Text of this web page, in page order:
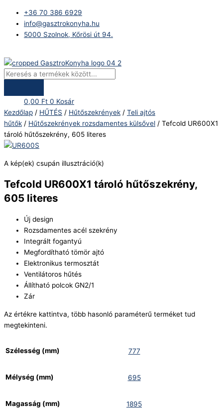
content
+36 70 386 6929
info@gasztrokonyha.hu
5000 Szolnok, Kőrösi út 94.
search
0,00 Ft 0 Kosár
Kezdőlap / HŰTÉS / Hűtőszekrények / Teli ajtós
hűtők / Hűtőszekrények rozsdamentes külsővel / Tefcold UR600X1
tároló hűtőszekrény, 605 literes
A kép(ek) csupán illusztráció(k)
Tefcold UR600X1 tároló hűtőszekrény,
605 literes
Új design
Rozsdamentes acél szekrény
Integrált fogantyú
Megfordítható tömör ajtó
Elektronikus termosztát
Ventilátoros hűtés
Állítható polcok GN2/1
Zár
Az értékre kattintva, több hasonló paraméterű terméket tud
megtekinteni.
Szélesség (mm) 777
Mélység (mm) 695
Magasság (mm) 1895
UR600X1
tároló
hűtőszekrény,
literes
mennyiség